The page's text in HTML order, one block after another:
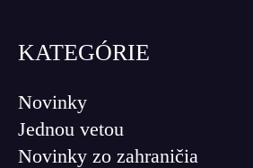
KATEGÓRIE
Novinky
Jednou vetou
Novinky zo zahraničia